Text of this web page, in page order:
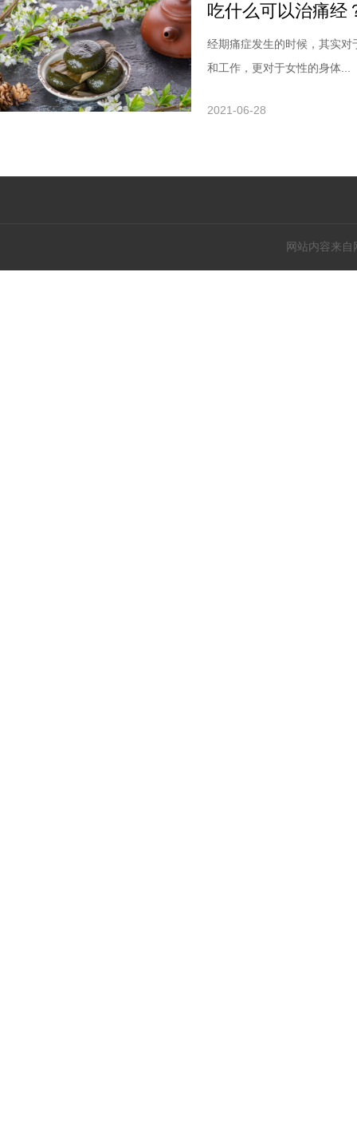
吃什么可以治痛经
经期痛症发生的时候，其实
和工作，更对于女性的身体...
2021-06-28
网站内容来